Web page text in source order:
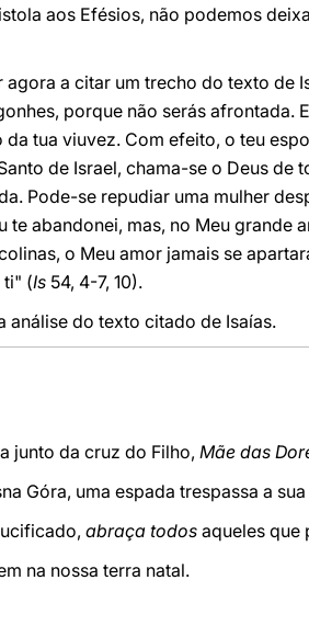
aos Efésios, não podemos
a citar um trecho do texto de
porque não serás afrontada.
tua viuvez. Com efeito, o teu
de Israel, chama-se o Deus de
Pode-se repudiar uma mulher
abandonei, mas, no Meu grande
o Meu amor jamais se
ti" (Is 54, 4-7, 10).
do texto citado de Isaías.
junto da cruz do Filho, Mãe das
Góra, uma espada trespassa a
abraça todos aqueles que
na nossa terra natal.